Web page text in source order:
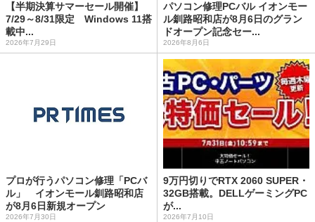
【半期決算サマーセール開催】
7/29～8/31限定 Windows 11搭
載中...
2026年7月29日
パソコン修理PCバル イオンモー
ル釧路昭和店が8月6日のグラン
ドオープン記念セー...
2026年8月6日
プロが行うパソコン修理「PCバ
ル」 イオンモール釧路昭和店
が8月6日新規オープン
2026年7月30日
9万円切りでRTX 2060 SUPER・
32GB搭載。DELLゲーミングPC
が...
2026年7月10日